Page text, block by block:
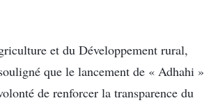
et du Développement rural,
que le lancement de « Adhahi »
de renforcer la transparence du